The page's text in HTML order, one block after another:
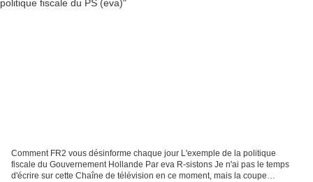
Comment FR2 vous désinforme chaque jour L'exemple de la politique
fiscale du Gouvernement Hollande Par eva R-sistons Je n'ai pas le temps
d'écrire sur cette Chaîne de télévision en ce moment, mais la coupe